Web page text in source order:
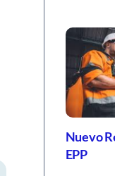
Nuevo
EPP